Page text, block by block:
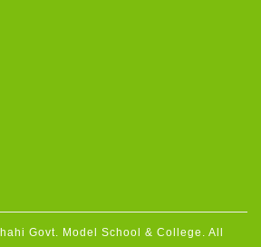
Govt. Model School & College. All